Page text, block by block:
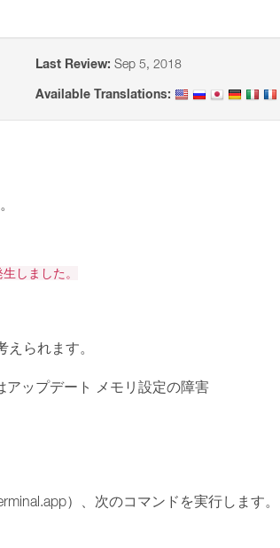
Last Review: Sep 5, 2018
Available Translations:
しました。
られます。
アップデート メモリ設定の障害
）、次のコマンドを実行します。